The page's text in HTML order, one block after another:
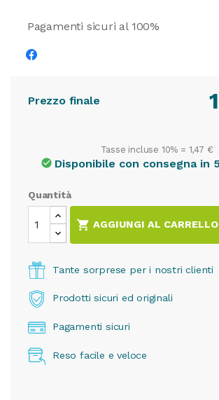
Pagamenti sicuri al 100%
Prezzo finale
Tasse incluse 10% = 1,47 €
check_circle Disponibile con consegna in
Quantità
 AGGIUNGI AL CARRELLO
Tante sorprese per i nostri clienti
Prodotti sicuri ed originali
Pagamenti sicuri
Reso facile e veloce